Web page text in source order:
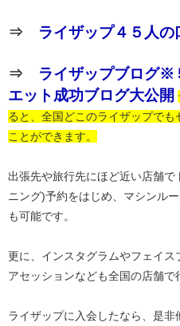
⇒ ライザップ４５人の
⇒ ライザップブログ※
エット成功ブログ大公開
ると、全国どこのライザップで
ことができます。
出張先や旅行先にほど近い店舗
ニング)予約をはじめ、マシンル
も可能です。
更に、インスタグラムやフェイ
アセッションなども全国の店舗で
ライザップに入会したなら、是